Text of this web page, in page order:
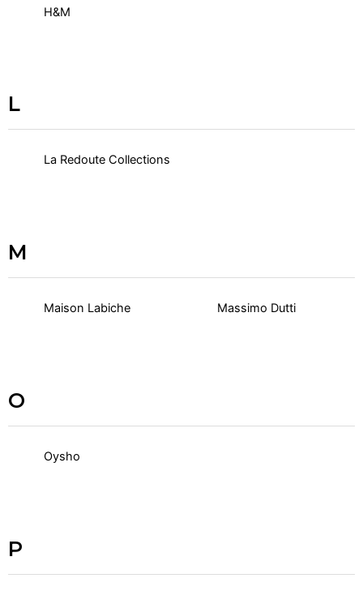
H&M
L
La Redoute Collections
M
Maison Labiche Massimo Dutti
O
Oysho
P